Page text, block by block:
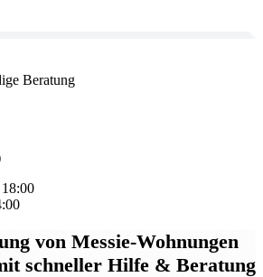
Beratung
von Messie-Wohnungen
schneller Hilfe & Beratung